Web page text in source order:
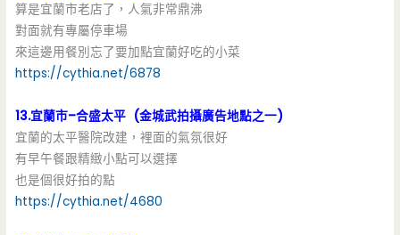
算是宜蘭市老店了，人氣非常鼎沸
對面就有專屬停車場
來這邊用餐別忘了要加點宜蘭好吃的小菜
https://cythia.net/6878
13.宜蘭市–合盛太平 (金城武拍攝廣告地點之一)
宜蘭的太平醫院改建，裡面的氣氛很好
有早午餐跟精緻小點可以選擇
也是個很好拍的點
https://cythia.net/4680